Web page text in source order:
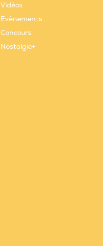
Vidéos
Evènements
Concours
Nostalgie+